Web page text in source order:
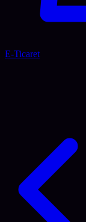
E-Ticaret